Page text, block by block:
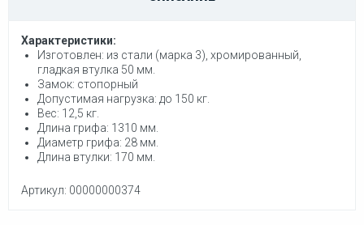
Характеристики:
Изготовлен: из стали (марка 3), хромированный,
гладкая втулка 50 мм.
Замок: стопорный
Допустимая нагрузка: до 150 кг.
Вес: 12,5 кг.
Длина грифа: 1310 мм.
Диаметр грифа: 28 мм.
Длина втулки: 170 мм.
Артикул: 00000000374